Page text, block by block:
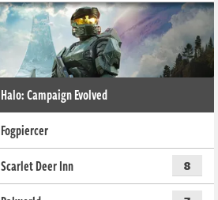
Halo: Campaign Evolved
Fogpiercer
Scarlet Deer Inn
8